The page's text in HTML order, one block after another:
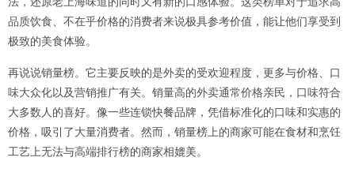
品质饮食、不在乎价格的消费者来说极具参考价值，能让他们享受到
极致的美食体验。
再说说销量榜。它主要反映的是外卖的受欢迎程度，更多与价格、口
味大众化以及营销推广有关。销量高的外卖通常价格亲民，口味符合
大多数人的喜好。像一些连锁快餐品牌，凭借标准化的口味和实惠的
价格，吸引了大量消费者。然而，销量榜上的商家可能在食材和烹饪
工艺上无法与高端排行榜的商家相媲美。